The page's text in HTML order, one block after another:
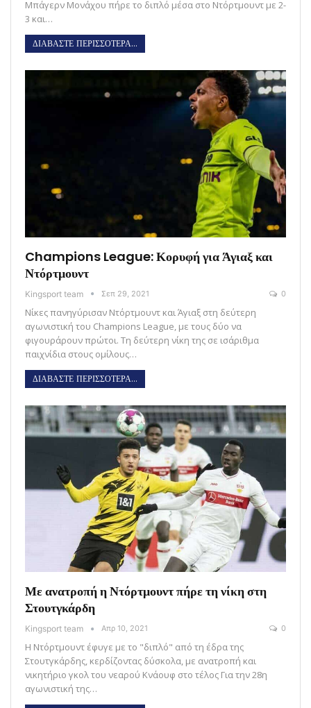
Μπάγερν Μονάχου πήρε το διπλό μέσα στο Ντόρτμουντ με 2-
3 και…
ΔΙΑΒΑΣΤΕ ΠΕΡΙΣΣΟΤΕΡΑ...
Champions League: Κορυφή για Άγιαξ και
Ντόρτμουντ
Kingsport team Σεπ 29, 2021 0
Νίκες πανηγύρισαν Ντόρτμουντ και Άγιαξ στη δεύτερη
αγωνιστική του Champions League, με τους δύο να
φιγουράρουν πρώτοι. Τη δεύτερη νίκη της σε ισάριθμα
παιχνίδια στους ομίλους…
ΔΙΑΒΑΣΤΕ ΠΕΡΙΣΣΟΤΕΡΑ...
Με ανατροπή η Ντόρτμουντ πήρε τη νίκη στη
Στουτγκάρδη
Kingsport team Απρ 10, 2021 0
Η Ντόρτμουντ έφυγε με το "διπλό" από τη έδρα της
Στουτγκάρδης, κερδίζοντας δύσκολα, με ανατροπή και
νικητήριο γκολ του νεαρού Κνάουφ στο τέλος Για την 28η
αγωνιστική της…